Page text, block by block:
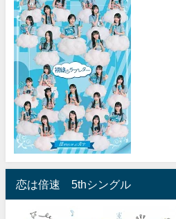
恋は倍速 5thシングル